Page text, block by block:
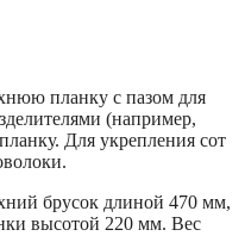
планку с пазом для
(например,
Для укрепления сот
брусок длиной 470 мм,
высотой 220 мм. Вес